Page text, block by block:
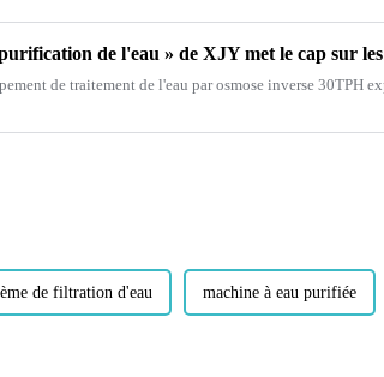
de l'eau » de XJY met le cap sur les
de traitement de l'eau par osmose inverse 30TPH
de filtration d'eau machine à eau purifiée